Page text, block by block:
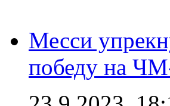
Месси
победу на